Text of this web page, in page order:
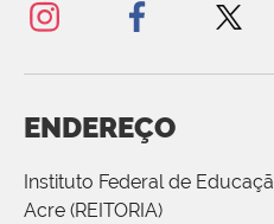
ENDEREÇO
Instituto Federal de
Acre (REITORIA)